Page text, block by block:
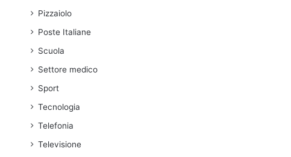
Pizzaiolo
Poste Italiane
Scuola
Settore medico
Sport
Tecnologia
Telefonia
Televisione